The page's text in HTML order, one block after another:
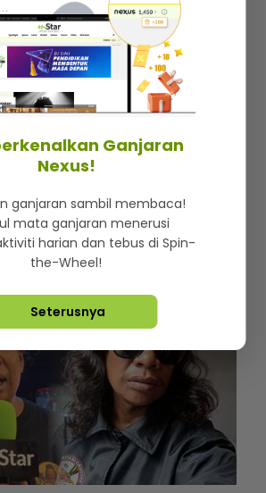
Thalita masuk tandas
nyanyi lagu arwah Siti
aura atas pentas
Ganjaran
Nexus!
ganjaran sambil membaca!
mata ganjaran menerusi
harian dan tebus di Spin-
the-Wheel!
Seterusnya